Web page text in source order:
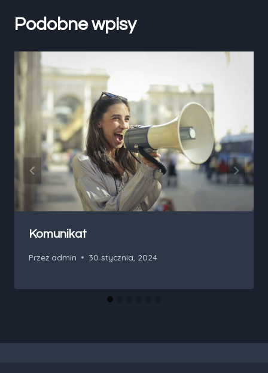
Podobne wpisy
Komunikat
Przez admin 30 stycznia, 2024